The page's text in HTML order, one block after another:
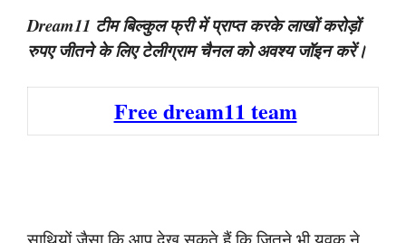
Dream11 टीम बिल्कुल फ्री में प्राप्त करके लाखों करोड़ों
रुपए जीतने के लिए टेलीग्राम चैनल को अवश्य जॉइन करें।
Free dream11 team